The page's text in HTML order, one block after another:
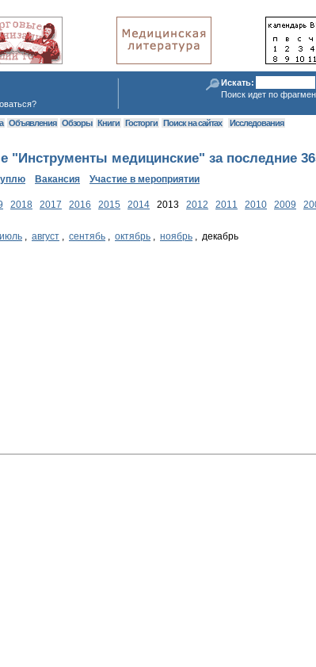
Искать:
Поиск идет по
Объявления Обзоры Книги Госторги Поиск на сайтах Исследования
"Инструменты медицинские" за последние
Вакансия Участие в мероприятии
2018 2017 2016 2015 2014 2013 2012 2011 2010 2009
июль , август , сентябь , октябрь , ноябрь , декабрь